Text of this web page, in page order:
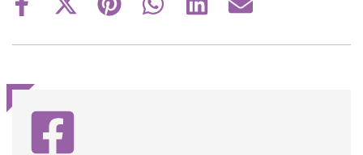
Share
Share
(Twitter)
Share
Share
Share
Share